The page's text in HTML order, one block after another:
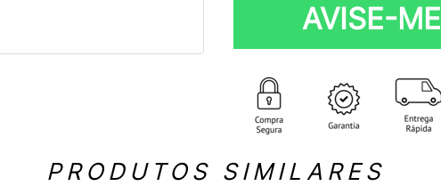
AVISE-ME
PRODUTOS SIMILARES